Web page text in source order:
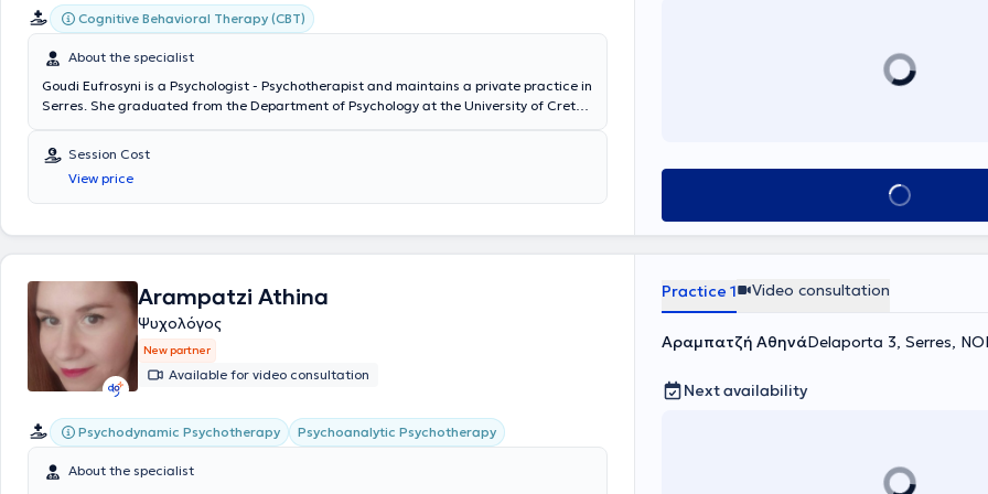
Cognitive Behavioral Therapy (CBT)
About the specialist
Goudi Eufrosyni is a Psychologist - Psychotherapist and maintains a private practice in
Serres. She graduated from the Department of Psychology at the University of Crete,
postgraduate seminars related to loss and mourning, parent counseling, and sexual
education. Currently, she is pursuing postgraduate studies (MSc) in Counseling
Psychology and Counseling in Special Education, Education, and Health at the
University of Volos. Additionally, she has worked as a Psychologist in various
Session Cost
View price
Book appointment
Arampatzi Athina
Ψυχολόγος
New partner
Available for video consultation
Psychodynamic Psychotherapy Psychoanalytic Psychotherapy
About the specialist
Practice 1 Video consultation
Αραμπατζή ΑθηνάDelaporta 3, Serres,
Next availability